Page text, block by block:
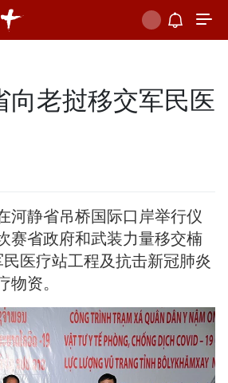
向老挝移交军民医
河静省吊桥国际口岸举行仪
赛省政府和武装力量移交楠
医疗站工程及抗击新冠肺炎
资。